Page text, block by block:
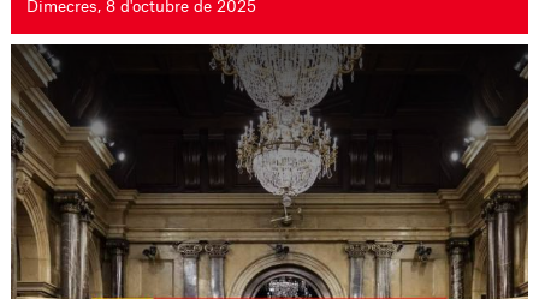
Dimecres, 8 d'octubre de 2025